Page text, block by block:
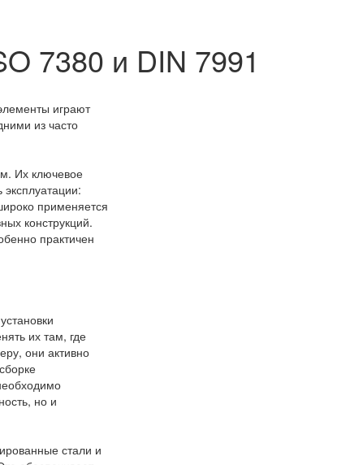
7380 и DIN 7991
играют
из часто
Их ключевое
применяется
конструкций.
практичен
их там, где
они активно
но и
стали и